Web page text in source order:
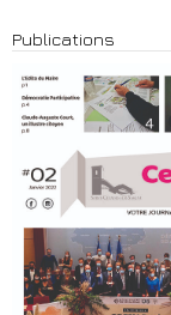
Publications